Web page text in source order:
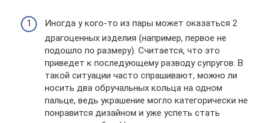
Иногда у кого-то из пары может оказаться 2
драгоценных изделия (например, первое не
подошло по размеру). Считается, что это
приведет к последующему разводу супругов. В
такой ситуации часто спрашивают, можно ли
носить два обручальных кольца на одном
пальце, ведь украшение могло категорически не
понравится дизайном и уже успеть стать